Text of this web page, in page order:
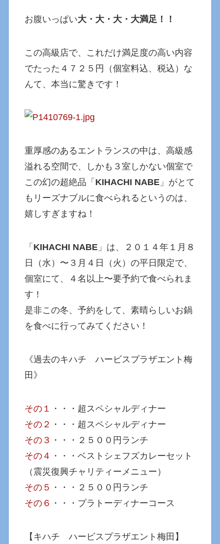
お腹いっぱい大・大・大・大満足！！
この高級店で、これだけ満足度の高い内容
でたった４７２５円（個室料込、税込）な
んて、本当に驚きです！
重厚感のあるエントランスの中は、高級感
溢れる空間で、しかも３室しかない個室で
この幻の超絶品「 KIHACHI NABE 」がとて
もリーズナブルに食べられるというのは、
嬉しすぎますね！
「 KIHACHI NABE 」は、２０１４年１月８
日（水）〜３月４日（火）の平日限定で、
個室にて、４名以上〜要予約で食べられま
す！
是非この冬、予約をして、素晴らしいお鍋
を食べに行ってみてください！
《過去のキハチ ハービスプラザエント梅
田》
その１ ・・・超スペシャルディナー
その２ ・・・超スペシャルディナー
その３ ・・・２５００円ランチ
その４ ・・・ベストシェフズカレーセット
（震災復興チャリティーメニュー）
その５ ・・・２５００円ランチ
その６ ・・・プラトーディナーコース
【キハチ ハービスプラザエント梅田】